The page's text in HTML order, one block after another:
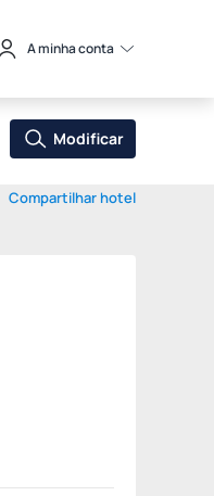
A minha conta
Modificar
Compartilhar hotel